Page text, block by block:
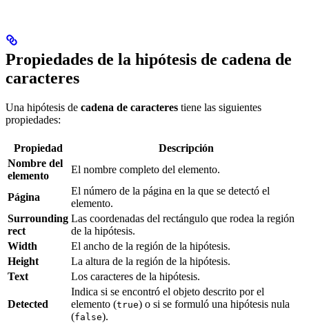
Propiedades de la hipótesis de cadena de
caracteres
Una hipótesis de cadena de caracteres tiene las siguientes
propiedades:
Propiedad
Descripción
Nombre del
elemento
El nombre completo del elemento.
Página
El número de la página en la que se detectó el
elemento.
Surrounding
rect
Las coordenadas del rectángulo que rodea la región
de la hipótesis.
Width
El ancho de la región de la hipótesis.
Height
La altura de la región de la hipótesis.
Text
Los caracteres de la hipótesis.
Detected
Indica si se encontró el objeto descrito por el
elemento (true) o si se formuló una hipótesis nula
(false).